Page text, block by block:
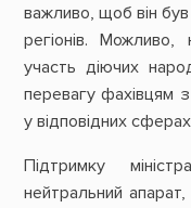
важливо, щоб він
регіонів. Можливо,
участь діючих
перевагу фахівцям
у відповідних
Підтримку
нейтральний